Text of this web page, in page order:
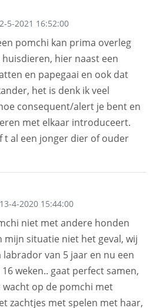
5-2021 16:52:00
pomchi kan prima overleg
hier naast een
en papegaai en ook dat
het is denk ik veel
consequent/alert je bent en
met elkaar introduceert.
t al een jonger dier of ouder
4-2020 15:44:00
niet met andere honden
mijn situatie niet het geval, wij
labrador van 5 jaar en nu een
weken.. gaat perfect samen,
op de pomchi met
zachtjes met spelen met haar,